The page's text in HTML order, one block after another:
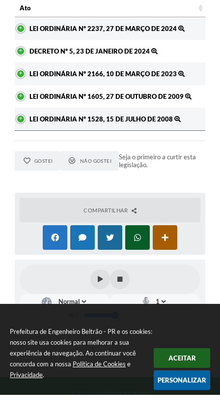
Prefeitura de Engenheiro Beltrão - PR e os cookies:
nosso site usa cookies para melhorar a sua
experiência de navegação. Ao continuar você
concorda com a nossa Política de Cookies e
Privacidade.
ACEITAR
PERSONALIZAR
Ato
LEI ORDINÁRIA Nº 2237, 27 DE MARÇO DE 2024
DECRETO Nº 5, 23 DE JANEIRO DE 2024
LEI ORDINÁRIA Nº 2166, 10 DE MARÇO DE 2023
LEI ORDINÁRIA Nº 1605, 27 DE OUTUBRO DE 2009
LEI ORDINÁRIA Nº 1528, 15 DE JULHO DE 2008
GOSTEI NÃO GOSTEI
Seja o primeiro a curtir esta
legislação.
COMPARTILHAR
Telefone: (44) 3537-8100